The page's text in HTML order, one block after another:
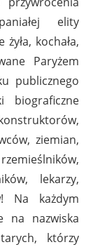
elity
kochała,
Paryżem
publicznego
ziemian,
lekarzy,
Na każdym
na nazwiska
którzy